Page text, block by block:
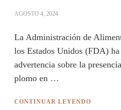
AGOSTO 4, 2024
La Administración de
los Estados Unidos (FDA)
advertencia sobre la
plomo en …
CONTINUAR LEYENDO